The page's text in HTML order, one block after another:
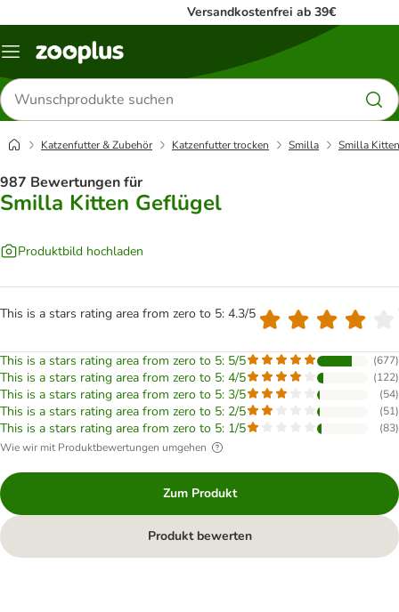
Versandkostenfrei ab 39€
Menü
Produkte
suchen
Katzenfutter & Zubehör Katzenfutter trocken Smilla Smilla
987 Bewertungen für
Smilla Kitten Geflügel
Produktbild hochladen
This is a stars rating area from zero to 5: 4.3/5
This is a stars rating area from zero to 5: 5/5 (677)
This is a stars rating area from zero to 5: 4/5 (122)
This is a stars rating area from zero to 5: 3/5 (54)
This is a stars rating area from zero to 5: 2/5 (51)
This is a stars rating area from zero to 5: 1/5 (83)
Wie wir mit Produktbewertungen umgehen
Zum Produkt
Produkt bewerten